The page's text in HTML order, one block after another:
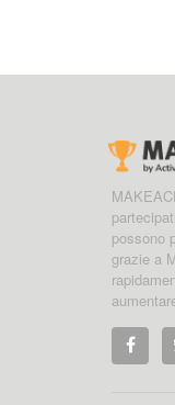
possono
grazie a